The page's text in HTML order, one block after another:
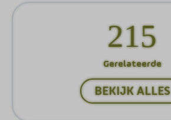
215
Gerelateerde
BEKIJK ALLES